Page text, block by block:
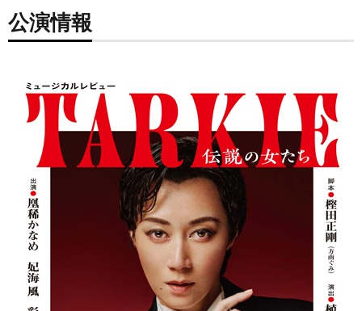
公演情報